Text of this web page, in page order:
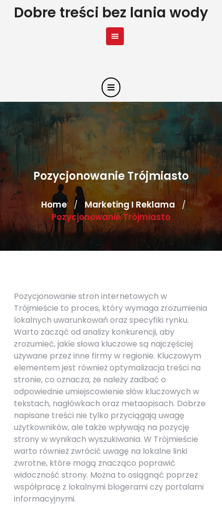
SkipDobre treści bez lania wody
Pozycjonowanie Trójmiasto
Home / Marketing I Reklama /
Pozycjonowanie Trójmiasto
Pozycjonowanie stron internetowych w
Trójmieście to proces, który wymaga zrozumienia
lokalnych uwarunkowań oraz specyfiki rynku.
Warto zacząć od analizy konkurencji, aby
zrozumieć, jakie słowa kluczowe są najczęściej
używane przez inne firmy w regionie. Kluczowym
elementem jest również optymalizacja treści na
stronie, co oznacza, że należy zadbać o
odpowiednie umiejscowienie słów kluczowych w
tekstach, nagłówkach oraz metaopisach. Dobrze
napisane treści nie tylko przyciągają uwagę
użytkowników, ale także wpływają na pozycję
strony w wynikach wyszukiwania. W Trójmieście
warto również zwrócić uwagę na lokalne linki
zwrotne, które mogą znacząco poprawić
widoczność strony. Można to osiągnąć poprzez
współpracę z lokalnymi blogerami czy portalami
informacyjnymi.